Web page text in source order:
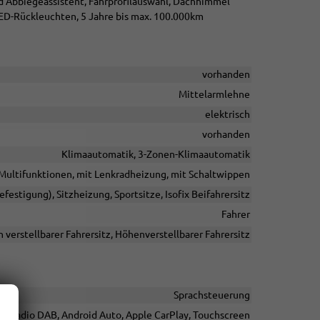
Rückleuchten, 5 Jahre bis max. 100.000km
vorhanden
Mittelarmlehne
elektrisch
vorhanden
Klimaautomatik, 3-Zonen-Klimaautomatik
mit Lenkradheizung, mit Schaltwippen
Sitzheizung, Sportsitze, Isofix Beifahrersitz
Fahrer
verstellbarer Fahrersitz, Höhenverstellbarer Fahrersitz
Sprachsteuerung
DAB, Android Auto, Apple CarPlay, Touchscreen